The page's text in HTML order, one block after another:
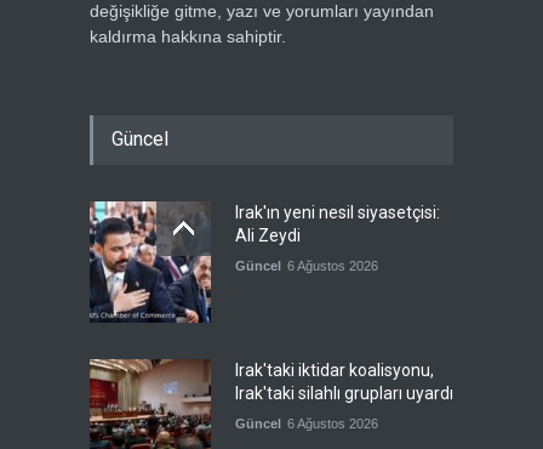
değişikliğe gitme, yazı ve yorumları yayından
kaldırma hakkına sahiptir.
Güncel
Irak'ın yeni nesil siyasetçisi:
Ali Zeydi
Güncel 6 Ağustos 2026
Irak'taki iktidar koalisyonu,
Irak'taki silahlı grupları uyardı
Güncel 6 Ağustos 2026